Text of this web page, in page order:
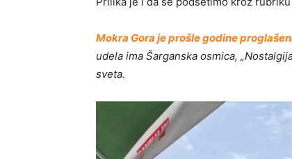
Mokra Gora je prošle godine
udela ima Šarganska osmica,
sveta.